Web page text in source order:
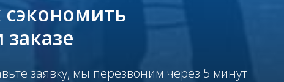
сэкономить
заказе
заявку, мы перезвоним через 5 минут